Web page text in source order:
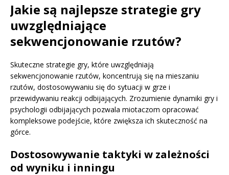
Jakie są najlepsze strategie gry
uwzględniające
sekwencjonowanie rzutów?
Skuteczne strategie gry, które uwzględniają
sekwencjonowanie rzutów, koncentrują się na mieszaniu
rzutów, dostosowywaniu się do sytuacji w grze i
przewidywaniu reakcji odbijających. Zrozumienie dynamiki gry i
psychologii odbijających pozwala miotaczom opracować
kompleksowe podejście, które zwiększa ich skuteczność na
górce.
Dostosowywanie taktyki w zależności
od wyniku i inningu